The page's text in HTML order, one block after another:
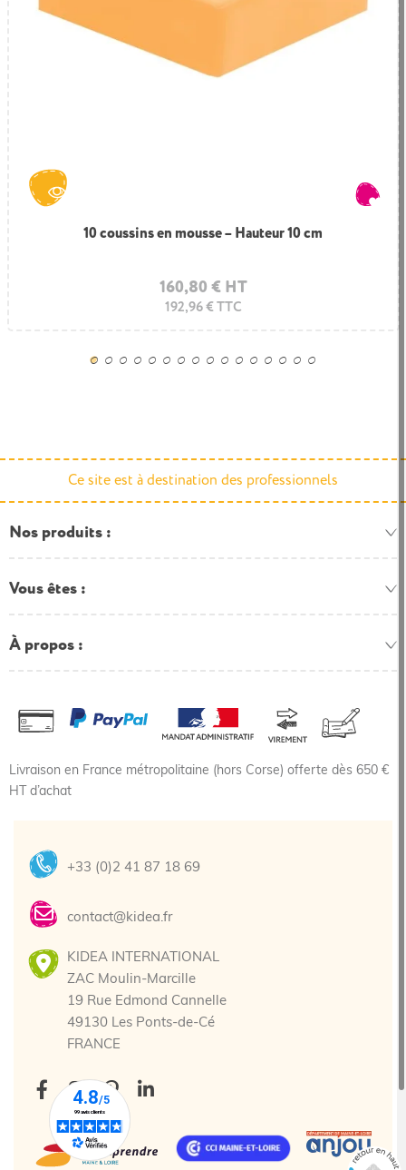
10 coussins en mousse – Hauteur 10 cm
160,80 € HT
192,96 € TTC
Ce site est à destination des professionnels
Nos produits
Vous êtes
À propos
Livraison en France métropolitaine (hors Corse) offerte dès 650 €
HT d’achat
+33 (0)2 41 87 18 69
contact@kidea.fr
KIDEA INTERNATIONAL
ZAC Moulin-Marcille
19 Rue Edmond Cannelle
49130 Les Ponts-de-Cé
FRANCE